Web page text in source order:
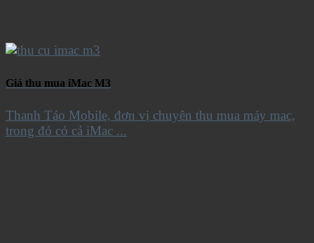
Giá thu mua iMac M3
Thanh Táo Mobile, đơn vị chuyên thu mua máy mac,
trong đó có cả iMac ...